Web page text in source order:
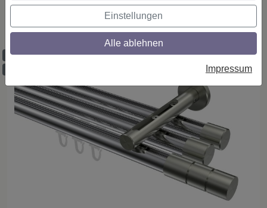
Modell SITENO - Elanto Chrom /
Edelstahl-Optik
Maßzuschnitt möglich
Einstellungen
Alle ablehnen
Impressum